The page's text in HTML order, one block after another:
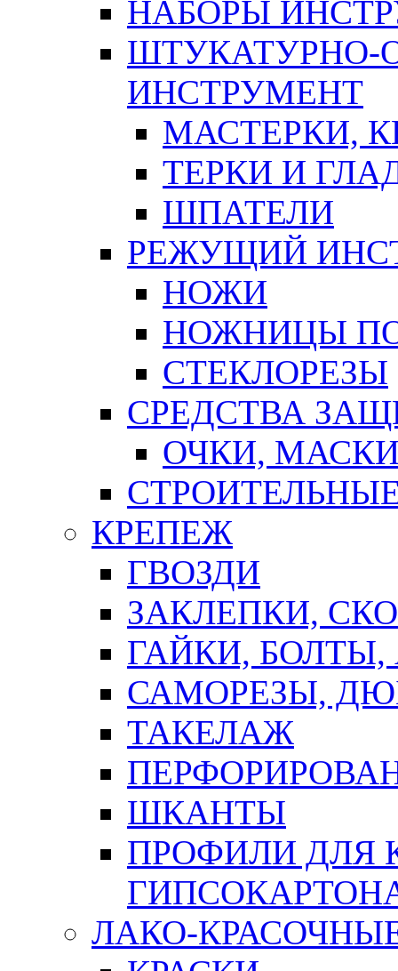
НАБОРЫ
ШТУКАТУРНО-
ИНСТРУМЕНТ
МАСТЕРКИ,
ТЕРКИ И
ШПАТЕЛИ
РЕЖУЩИЙ
НОЖИ
НОЖНИЦЫ
СТЕКЛОРЕЗЫ
СРЕДСТВА
ОЧКИ,
КРЕПЕЖ
ГВОЗДИ
ЗАКЛЕПКИ,
ГАЙКИ,
САМОРЕЗЫ,
ТАКЕЛАЖ
ШКАНТЫ
ПРОФИЛИ ДЛЯ
ЛАКО-